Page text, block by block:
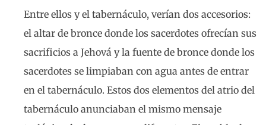
Entre ellos y el tabernáculo, verían dos accesorios:
el altar de bronce donde los sacerdotes ofrecían sus
sacrificios a Jehová y la fuente de bronce donde los
sacerdotes se limpiaban con agua antes de entrar
en el tabernáculo. Estos dos elementos del atrio del
tabernáculo anunciaban el mismo mensaje